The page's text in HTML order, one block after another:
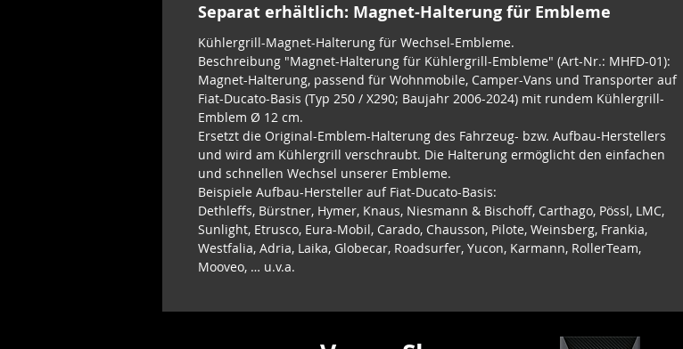
Separat erhältlich: Magnet-Halterung für Embleme
Kühlergrill-Magnet-Halterung für Wechsel-Embleme.
Beschreibung "Magnet-Halterung für Kühlergrill-Embleme" (Art-Nr.: MHFD-01):
Magnet-Halterung, passend für Wohnmobile, Camper-Vans und Transporter auf
Fiat-Ducato-Basis (Typ 250 / X290; Baujahr 2006-2024) mit rundem Kühlergrill-
Emblem Ø 12 cm.
Ersetzt die Original-Emblem-Halterung des Fahrzeug- bzw. Aufbau-Herstellers
und wird am Kühlergrill verschraubt. Die Halterung ermöglicht den einfachen
und schnellen Wechsel unserer Embleme.
Beispiele Aufbau-Hersteller auf Fiat-Ducato-Basis:
Dethleffs, Bürstner, Hymer, Knaus, Niesmann & Bischoff, Carthago, Pössl, LMC,
Sunlight, Etrusco, Eura-Mobil, Carado, Chausson, Pilote, Weinsberg, Frankia,
Westfalia, Adria, Laika, Globecar, Roadsurfer, Yucon, Karmann, RollerTeam,
Mooveo, … u.v.a.